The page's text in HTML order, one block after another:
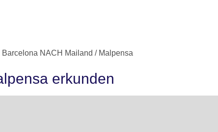
NACH Mailand / Malpensa
erkunden